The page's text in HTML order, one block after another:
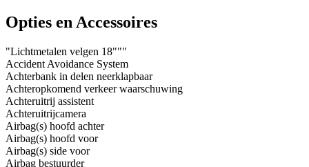
Opties en Accessoires
"Lichtmetalen velgen 18"""
Accident Avoidance System
Achterbank in delen neerklapbaar
Achteropkomend verkeer waarschuwing
Achteruitrij assistent
Achteruitrijcamera
Airbag(s) hoofd achter
Airbag(s) hoofd voor
Airbag(s) side voor
Airbag bestuurder